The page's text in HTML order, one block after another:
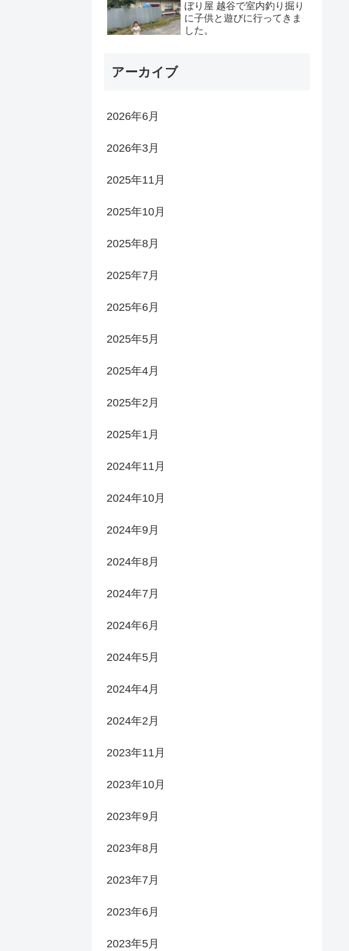
ぼり屋 越谷で室内釣り掘り
に子供と遊びに行ってきま
した。
アーカイブ
2026年6月
2026年3月
2025年11月
2025年10月
2025年8月
2025年7月
2025年6月
2025年5月
2025年4月
2025年2月
2025年1月
2024年11月
2024年10月
2024年9月
2024年8月
2024年7月
2024年6月
2024年5月
2024年4月
2024年2月
2023年11月
2023年10月
2023年9月
2023年8月
2023年7月
2023年6月
2023年5月